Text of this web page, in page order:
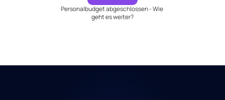
Personalbudget abgeschlossen - Wie
geht es weiter?